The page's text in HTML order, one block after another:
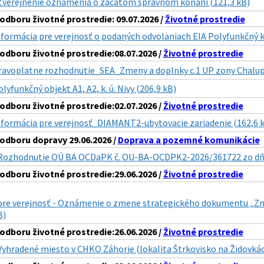
životné prostredie: 09.07.2026 / Životné prostredie
pre verejnosť o podaných odvolaniach EIA Polyfunkčný
životné prostredie:08.07.2026 / Životné prostredie
rozhodnutie_SEA_Zmeny a doplnky c.1 UP zony
objekt A1, A2, k. ú. Nivy (206,9 kB)
životné prostredie:02.07.2026 / Životné prostredie
pre verejnosť_DIAMANT2-ubytovacie zariadenie (162,6
dopravy 29.06.2026 / Doprava a pozemné komunikácie
OÚ BA OCDaPK č. OU-BA-OCDPK2-2026/361722 zo
životné prostredie:29.06.2026 / Životné prostredie
verejnosť - Oznámenie o zmene strategického dokumentu
životné prostredie:26.06.2026 / Životné prostredie
miesto v CHKO Záhorie (lokalita Štrkovisko na